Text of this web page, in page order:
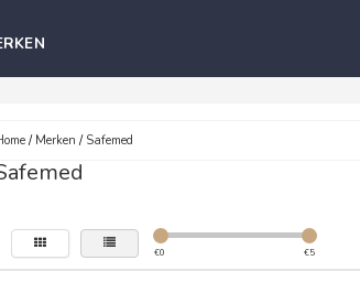
/ Merken / Safemed
€0 €5